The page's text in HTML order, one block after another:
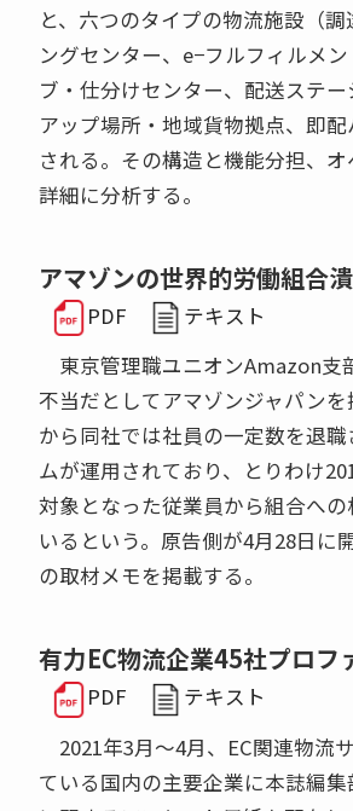
と、六つのタイプの物流施設（
ングセンター、e−フルフィルメ
ブ・仕分けセンター、配送ステ
アップ場所・地域貨物拠点、即
される。その構造と機能分担、
詳細に分析する。
アマゾンの世界的労働組合
PDF
テキスト
東京管理職ユニオンAmazon支
不当だとしてアマゾンジャパン
から同社では社員の一定数を退
ムが運用されており、とりわけ
対象となった従業員から組合へ
いるという。原告側が4月28日に
の取材メモを掲載する。
有力EC物流企業45社プロフ
PDF
テキスト
2021年3月〜4月、EC関連物流
ている国内の主要企業に本誌編